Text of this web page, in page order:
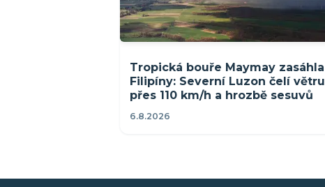
Tropická bouře Maymay zasáhla
Filipíny: Severní Luzon čelí větru
přes 110 km/h a hrozbě sesuvů
6.8.2026